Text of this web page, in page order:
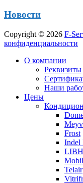
Новости
Copyright © 2026 F-
конфиденциальности
вверх
О компании
Реквизиты
Наши
Цены
Frost
Indel
Telair